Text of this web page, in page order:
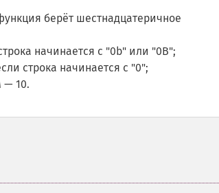
берёт шестнадцатеричное
начинается с "0b" или "0B";
строка начинается с "0";
— 10.